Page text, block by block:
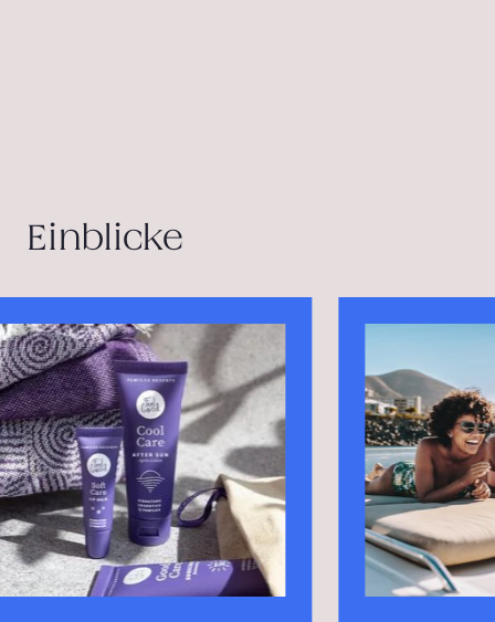
Einblicke